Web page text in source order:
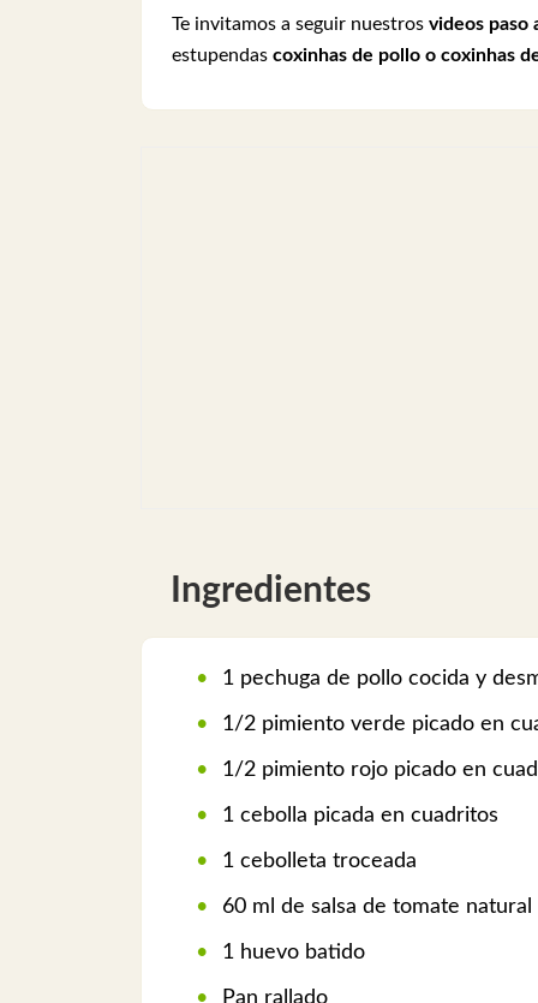
Te invitamos a seguir nuestros videos paso
estupendas coxinhas de pollo o coxinhas
Ingredientes
1 pechuga de pollo cocida y
1/2 pimiento verde picado en
1/2 pimiento rojo picado en
1 cebolla picada en cuadritos
1 cebolleta troceada
60 ml de salsa de tomate natural
1 huevo batido
Pan rallado